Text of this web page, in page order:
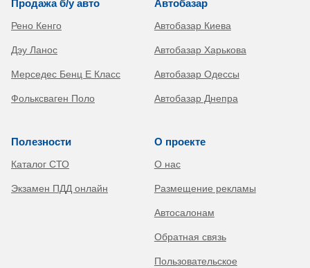
Продажа б/у авто
Рено Кенго
Дэу Ланос
Мерседес Бенц Е Класс
Фольксваген Поло
Автобазар
Автобазар Киева
Автобазар Харькова
Автобазар Одессы
Автобазар Днепра
Полезности
Каталог СТО
Экзамен ПДД онлайн
О проекте
О нас
Размещение рекламы
Автосалонам
Обратная связь
Пользовательское